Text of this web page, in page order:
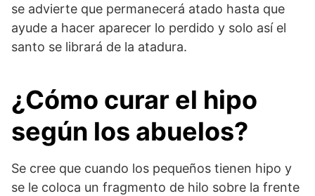
se advierte que permanecerá atado hasta que
ayude a hacer aparecer lo perdido y solo así el
santo se librará de la atadura.
¿Cómo curar el hipo
según los abuelos?
Se cree que cuando los pequeños tienen hipo y
se le coloca un fragmento de hilo sobre la frente